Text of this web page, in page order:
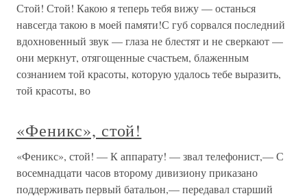
Стой! Стой! Какою я теперь тебя вижу — останься
навсегда такою в моей памяти!С губ сорвался последний
вдохновенный звук — глаза не блестят и не сверкают —
они меркнут, отягощенные счастьем, блаженным
сознанием той красоты, которую удалось тебе выразить,
той красоты, во
«Феникс», стой!
«Феникс», стой! — К аппарату! — звал телефонист,— С
восемнадцати часов второму дивизиону приказано
поддерживать первый батальон,— передавал старший